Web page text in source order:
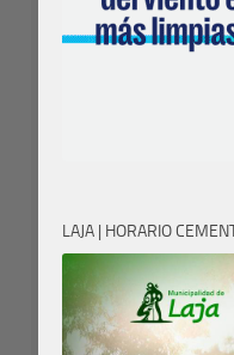
LAJA | HORARIO